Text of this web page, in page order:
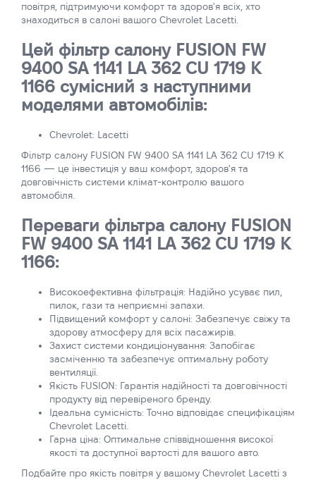
повітря, підтримуючи комфорт та здоров'я всіх, хто
знаходиться в салоні вашого Chevrolet Lacetti.
Цей фільтр салону FUSION FW
9400 SA 1141 LA 362 CU 1719 K
1166 сумісний з наступними
моделями автомобілів:
Chevrolet: Lacetti
Фільтр салону FUSION FW 9400 SA 1141 LA 362 CU 1719 K
1166 — це інвестиція у ваш комфорт, здоров'я та
довговічність системи клімат-контролю вашого
автомобіля.
Переваги фільтра салону FUSION
FW 9400 SA 1141 LA 362 CU 1719 K
1166:
Високоефективна фільтрація: Надійно усуває пил,
пилок, гази та неприємні запахи.
Підвищений комфорт у салоні: Забезпечує свіжу та
здорову атмосферу для всіх пасажирів.
Захист системи кондиціонування: Запобігає
засміченню та забезпечує оптимальну роботу
вентиляції.
Якість FUSION: Гарантія надійності та довговічності
продукту від перевіреного бренду.
Ідеальна сумісність: Точно відповідає специфікаціям
Chevrolet Lacetti.
Гарна ціна: Оптимальне співвідношення високої
якості та доступної вартості для вашого авто.
Подбайте про якість повітря у вашому Chevrolet Lacetti з